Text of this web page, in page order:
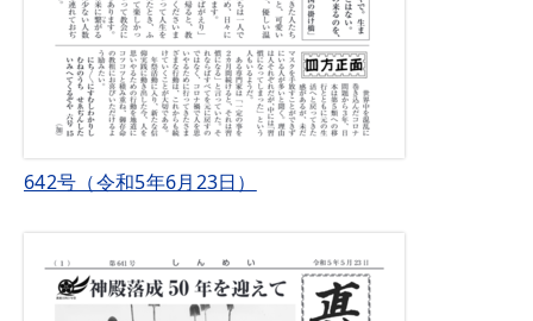
642号（令和5年6月23日）